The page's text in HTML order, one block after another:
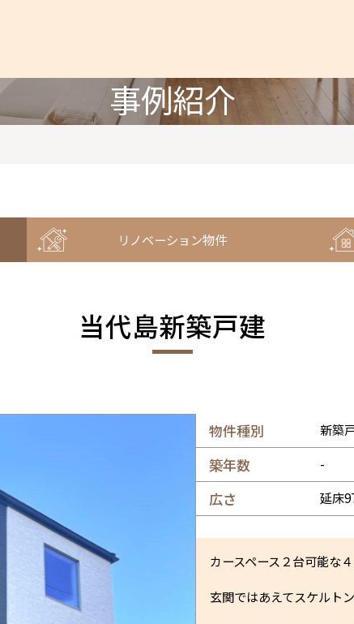
事例紹介
リノベーション物件
当代島新築戸建
物件種別 新築
築年数 -
広さ 延床
カースペース２台可能な
玄関ではあえてスケルト